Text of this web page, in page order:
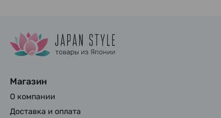
Магазин
О компании
Доставка и оплата